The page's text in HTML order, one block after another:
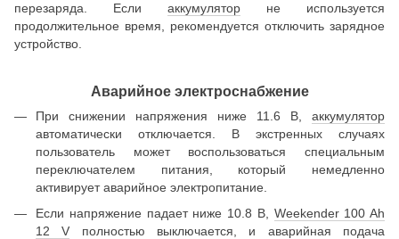
перезаряда. Если аккумулятор не используется
продолжительное время, рекомендуется отключить зарядное
устройство.
Аварийное электроснабжение
При снижении напряжения ниже 11.6 В, аккумулятор
автоматически отключается. В экстренных случаях
пользователь может воспользоваться специальным
переключателем питания, который немедленно
активирует аварийное электропитание.
Если напряжение падает ниже 10.8 В, Weekender 100 Ah
12 V полностью выключается, и аварийная подача